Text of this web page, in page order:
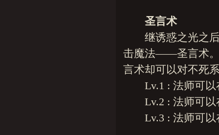
圣言术
继诱惑之光之后
击魔法——圣言术。
言术却可以对不死
Lv.1 : 法师可以
Lv.2 : 法师可以
Lv.3 : 法师可以